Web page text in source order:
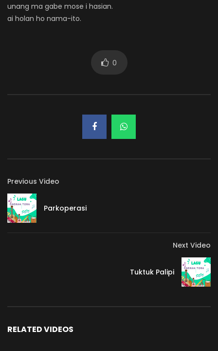
unang ma gabe mose i hasian.
ai holan ho nama-ito.
0
Previous Video
Parkoperasi
Next Video
Tuktuk Palipi
RELATED VIDEOS